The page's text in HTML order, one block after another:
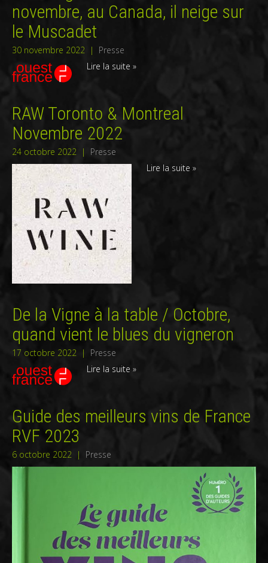
novembre, au Canada, il neige sur
le Muscadet
30 novembre 2022 | Presse
Lire la suite »
RAW Toronto & Montreal
Novembre 2022
24 octobre 2022 | Presse
Lire la suite »
De la Vigne à la table / Octobre,
quand vient le blues du vigneron
17 octobre 2022 | Presse
Lire la suite »
Guide des meilleurs vins de France
RVF 2023
6 octobre 2022 | Presse